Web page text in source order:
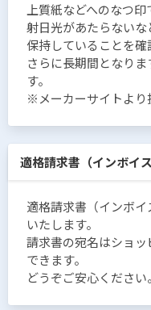
上質紙などへのなつ
射日光があたらない
保持していることを確
さらに長期間となり
す。
※メーカーサイトより
適格請求書（インボイ
適格請求書（インボ
いたします。
請求書の宛名はショ
できます。
どうぞご安心ください。